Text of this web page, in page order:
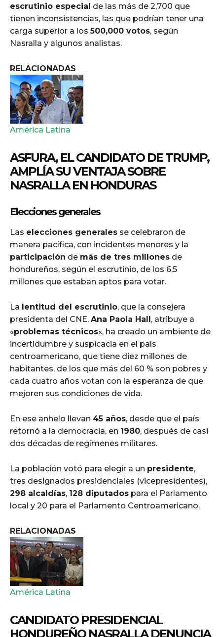
escrutinio especial de las más de 2,700 que
tienen inconsistencias, las que podrían tener una
carga superior a los500,000 votos, según
Nasralla y algunos analistas.
RELACIONADAS
América Latina
ASFURA, EL CANDIDATO DE TRUMP,
AMPLÍA SU VENTAJA SOBRE
NASRALLA EN HONDURAS
Elecciones generales
Las elecciones generales se celebraron de
manera pacífica, con incidentes menores y la
participación de más de tres millones de
hondureños, según el escrutinio, de los 6,5
millones que estaban aptos para votar.
La lentitud del escrutinio, que la consejera
presidenta del CNE, Ana Paola Hall, atribuye a
«problemas técnicos«, ha creado un ambiente de
incertidumbre y suspicacia en el país
centroamericano, que tiene diez millones de
habitantes, de los que más del 60 % son pobres y
cada cuatro años votan con la esperanza de que
mejoren sus condiciones de vida.
En ese anhelo llevan 45 años, desde que el país
retornó a la democracia, en 1980, después de casi
dos décadas de regímenes militares.
La población votó para elegir a un presidente,
tres designados presidenciales (vicepresidentes),
298 alcaldías, 128 diputados para el Parlamento
local y 20 para el Parlamento Centroamericano.
RELACIONADAS
América Latina
CANDIDATO PRESIDENCIAL
HONDUREÑO NASRALLA DENUNCIA